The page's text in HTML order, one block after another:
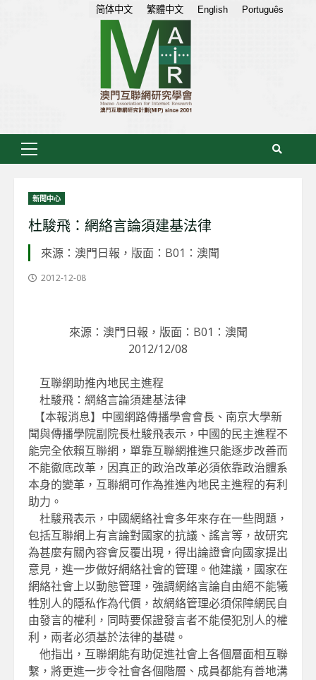
Primary
新聞中心
杜駿飛：網絡言論須建基法律
來源：澳門日報，版面：B01：澳聞
2012-12-08
來源：澳門日報，版面：B01：澳聞
2012/12/08
互聯網助推內地民主進程
杜駿飛：網絡言論須建基法律
【本報消息】中國網路傳播學會會長、南京大學新
聞與傳播學院副院長杜駿飛表示，中國的民主進程不
能完全依賴互聯網，單靠互聯網推進只能逐步改善而
不能徹底改革，因真正的政治改革必須依靠政治體系
本身的變革，互聯網可作為推進內地民主進程的有利
助力。
杜駿飛表示，中國網絡社會多年來存在一些問題，
包括互聯網上有言論對國家的抗議、謠言等，故研究
為甚麼有關內容會反覆出現，得出論證會向國家提出
意見，進一步做好網絡社會的管理。他建議，國家在
網絡社會上以動態管理，強調網絡言論自由絕不能犧
牲別人的隱私作為代價，故網絡管理必須保障網民自
由發言的權利，同時要保證發言者不能侵犯別人的權
利，兩者必須基於法律的基礎。
他指出，互聯網能有助促進社會上各個層面相互聯
繫，將更進一步令社會各個階層、成員都能有善地溝
简体中文 繁體中文 English Português